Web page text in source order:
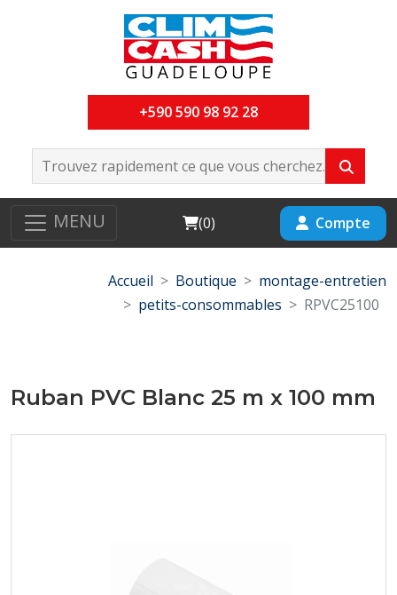
+590 590 98 92 28
MENU Cart
(0) Compte
Accueil Boutique
montage-entretien
petits-consommables
RPVC25100
Ruban PVC Blanc 25 m x 100 mm